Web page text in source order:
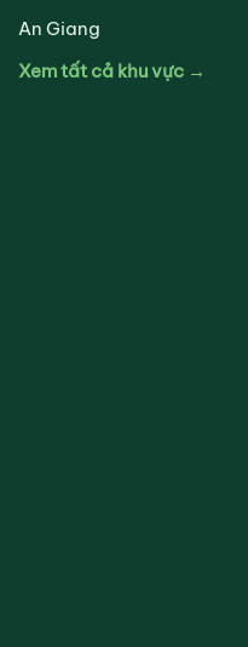
An Giang
Xem tất cả khu vực →